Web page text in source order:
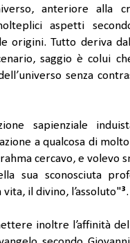
anteriore alla
aspetti
origini. Tutto deriva
saggio è colui
senza
sapienziale
a qualcosa di
cercavo, e
sua sconosciuta
vita, il divino, l’assoluto"³.
inoltre l’affinità